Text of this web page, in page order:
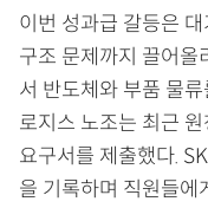
이번 성과급 갈등은
구조 문제까지 끌어올
서 반도체와 부품 물
로지스 노조는 최근
요구서를 제출했다.
을 기록하며 직원들에